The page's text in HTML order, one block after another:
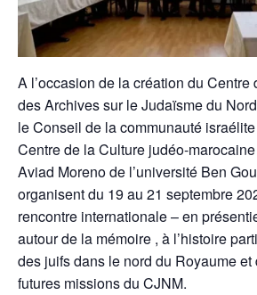
A l’occasion de la création du Centre
des Archives sur le Judaïsme du
le Conseil de la communauté
Centre de la Culture judéo-
Aviad Moreno de l’université Ben
organisent du 19 au 21 septembre
rencontre internationale – en
autour de la mémoire , à l’histoire
des juifs dans le nord du Royaume
futures missions du CJNM.